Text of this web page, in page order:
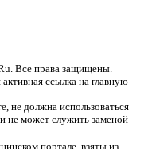
Все права защищены.
ссылка на главную
не должна использоваться
не может служить заменой
портале, взяты из